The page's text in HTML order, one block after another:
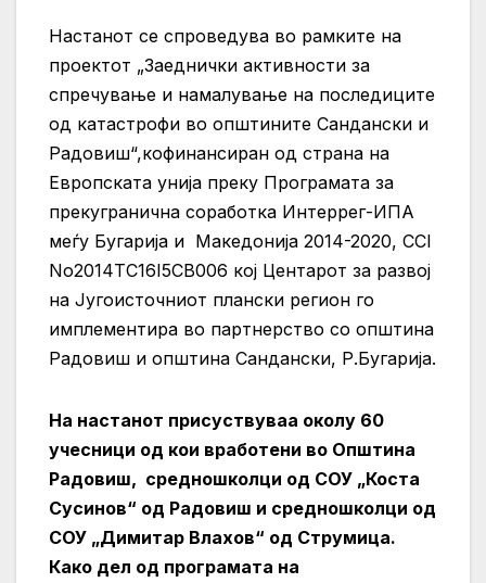
Настанот се спроведува во рамките на
проектот „Заеднички активности за
спречување и намалување на последиците
од катастрофи во општините Сандански и
Радовиш“,кофинансиран од страна на
Европската унија преку Програмата за
прекугранична соработка Интеррег-ИПА
меѓу Бугарија и Македонија 2014-2020, CCI
No2014TC16I5CB006 кој Центарот за развој
на Југоисточниот плански регион го
имплементира во партнерство со општина
Радовиш и општина Сандански, Р.Бугарија.
На настанот присуствуваа околу 60
учесници од кои вработени во Општина
Радовиш, средношколци од СОУ „Коста
Сусинов“ од Радовиш и средношколци од
СОУ „Димитар Влахов“ од Струмица.
Како дел од програмата на